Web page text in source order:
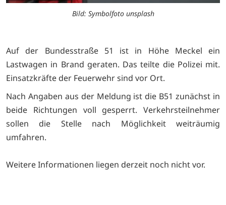
Bild: Symbolfoto unsplash
Auf der Bundesstraße 51 ist in Höhe Meckel ein
Lastwagen in Brand geraten. Das teilte die Polizei mit.
Einsatzkräfte der Feuerwehr sind vor Ort.
Nach Angaben aus der Meldung ist die B51 zunächst in
beide Richtungen voll gesperrt. Verkehrsteilnehmer
sollen die Stelle nach Möglichkeit weiträumig
umfahren.
Weitere Informationen liegen derzeit noch nicht vor.